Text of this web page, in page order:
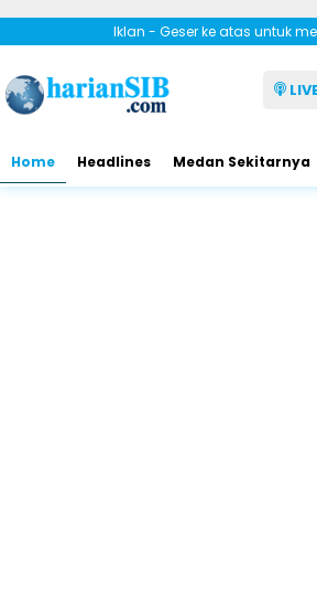
Iklan - Geser ke atas untuk
Home Headlines Medan Sekitarnya